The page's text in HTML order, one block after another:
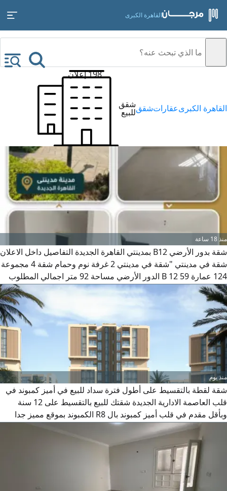
القاهرة الكبرى
القاهرة الكبرىعقاراتشققشقق
للبيع
198 إعلان
5
منذ 18 ساعة
شقة بدور الأرضي B12 بمدينتي القاهرة الجديدة التفاصيل داخل الاعلان
شقة في مدينتي "شقة في مدينتي 2 غرفة نوم وحمام شقة 4 مجموعة
124 عمارة 59 B 12 الدور الأرضي مساحة 92 متر اجمالي المطلوب
3800000 + باقي عليها 5 اقساط سنوية بقيمة 2000000 كل سنة 400
ألف استلم فوري" السعر 3800000ج. م
منذ يوم
شقة لقطة بالتقسيط على أطول فترة سداد للبيع في أميز كمبوند في
قلب العاصمة الادارية الجديدة شقتك للبيع بالتقسيط على 12 سنة
وبأقل مقدم في قلب أميز كمبوند بال R8 الكمبوند بموقع مميز جدا
دقائق من محور بن زايد الشمالي والجنوبي ودقائق من طريق السخنة
الكمبوند وسط أكبر منطقة خدمات بالقرب من السنترال بارك (أكبر
حديقة مركزيه) كل أل خدمات أل هتحتاجها موجودة في قلب الكمبوند
من مولات تجاريه مسجد - كنيسة شقة 2